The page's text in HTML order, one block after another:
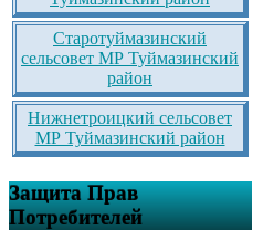
Старотуймазинский
сельсовет МР Туймазинский
район
Нижнетроицкий сельсовет
МР Туймазинский район
Защита Прав
Потребителей